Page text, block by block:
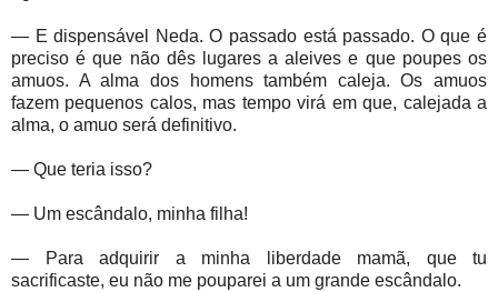
— E dispensável Neda. O passado está passado. O que é
preciso é que não dês lugares a aleives e que poupes os
amuos. A alma dos homens também caleja. Os amuos
fazem pequenos calos, mas tempo virá em que, calejada a
alma, o amuo será definitivo.
— Que teria isso?
— Um escândalo, minha filha!
— Para adquirir a minha liberdade mamã, que tu
sacrificaste, eu não me pouparei a um grande escândalo.